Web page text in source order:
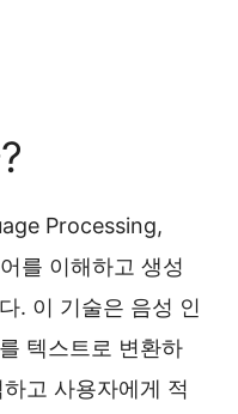
Processing,
를 이해하고 생성
. 이 기술은 음성 인
텍스트로 변환하
고 사용자에게 적